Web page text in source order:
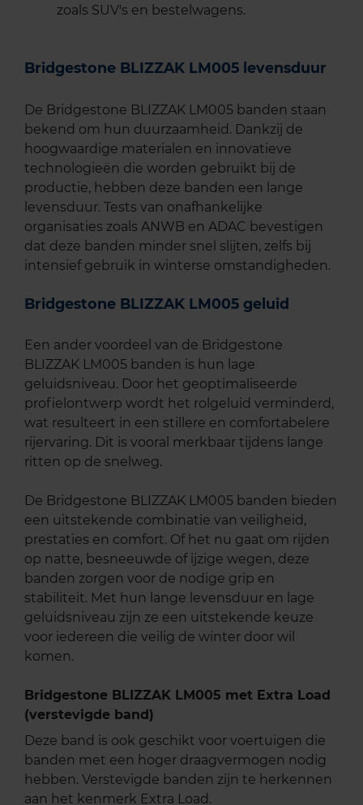
zoals SUV's en bestelwagens.
Bridgestone BLIZZAK LM005 levensduur
De Bridgestone BLIZZAK LM005 banden staan
bekend om hun duurzaamheid. Dankzij de
hoogwaardige materialen en innovatieve
technologieën die worden gebruikt bij de
productie, hebben deze banden een lange
levensduur. Tests van onafhankelijke
organisaties zoals ANWB en ADAC bevestigen
dat deze banden minder snel slijten, zelfs bij
intensief gebruik in winterse omstandigheden.
Bridgestone BLIZZAK LM005 geluid
Een ander voordeel van de Bridgestone
BLIZZAK LM005 banden is hun lage
geluidsniveau. Door het geoptimaliseerde
profielontwerp wordt het rolgeluid verminderd,
wat resulteert in een stillere en comfortabelere
rijervaring. Dit is vooral merkbaar tijdens lange
ritten op de snelweg.
De Bridgestone BLIZZAK LM005 banden bieden
een uitstekende combinatie van veiligheid,
prestaties en comfort. Of het nu gaat om rijden
op natte, besneeuwde of ijzige wegen, deze
banden zorgen voor de nodige grip en
stabiliteit. Met hun lange levensduur en lage
geluidsniveau zijn ze een uitstekende keuze
voor iedereen die veilig de winter door wil
komen.
Bridgestone BLIZZAK LM005 met Extra Load
(verstevigde band)
Deze band is ook geschikt voor voertuigen die
banden met een hoger draagvermogen nodig
hebben. Verstevigde banden zijn te herkennen
aan het kenmerk Extra Load.